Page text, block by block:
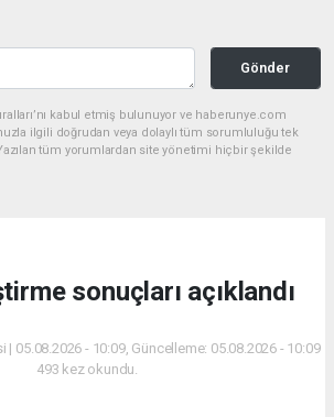
Gönder
kabul etmiş bulunuyor ve haberunye.com
ilgili doğrudan veya dolaylı tüm sorumluluğu tek
tüm yorumlardan site yönetimi hiçbir şekilde
sonuçları açıklandı
05.08.2026 - 10:09, Güncelleme: 05.08.2026 - 10:09
493 kez okundu.